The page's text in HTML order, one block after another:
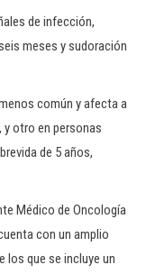
de infección,
meses y sudoración
común y afecta a
y otro en personas
de 5 años,
Médico de Oncología
con un amplio
que se incluye un